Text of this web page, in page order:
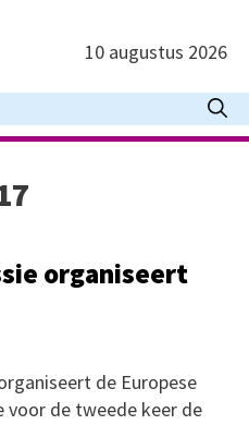
10 augustus 2026
organiseert
de Europese
voor de tweede keer de